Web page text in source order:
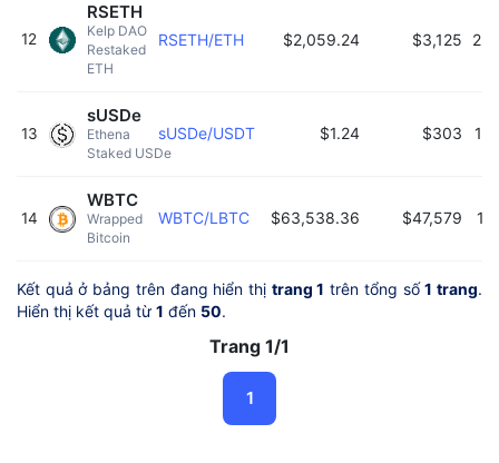
12
Kelp DAO
Restaked
ETH
RSETH
RSETH/ETH $2,059.24 $3,125
13
Ethena
Staked USDe
sUSDe
sUSDe/USDT $1.24 $303
14
Wrapped
Bitcoin
WBTC
WBTC/LBTC $63,538.36 $47,579
Kết quả ở bảng trên đang hiển thị trang 1 trên tổng số1 trang.
Hiển thị kết quả từ 1 đến 50.
Trang 1/1
1